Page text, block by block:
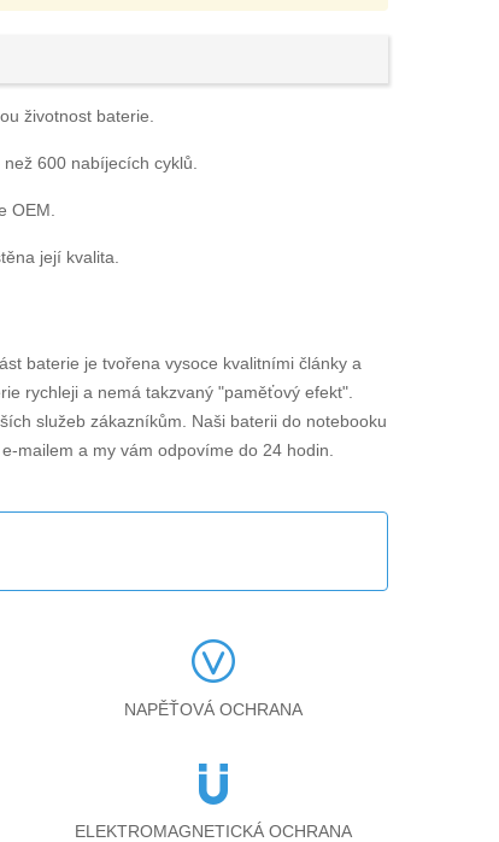
životnost baterie.
600 nabíjecích cyklů.
OEM.
její kvalita.
baterie je tvořena vysoce kvalitními články a
rychleji a nemá takzvaný "paměťový efekt".
služeb zákazníkům. Naši baterii do notebooku
mailem a my vám odpovíme do 24 hodin.
NAPĚŤOVÁ OCHRANA
ELEKTROMAGNETICKÁ OCHRANA